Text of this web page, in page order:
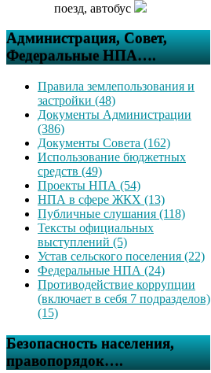
поезд, автобус
Администрация, Совет,
Федеральные НПА….
Правила землепользования и
застройки (48)
Документы Администрации
(386)
Документы Совета (162)
Использование бюджетных
средств (49)
Проекты НПА (54)
НПА в сфере ЖКХ (13)
Публичные слушания (118)
Тексты официальных
выступлений (5)
Устав сельского поселения (22)
Федеральные НПА (24)
Противодействие коррупции
(включает в себя 7 подразделов)
(15)
Безопасность населения,
правопорядок….